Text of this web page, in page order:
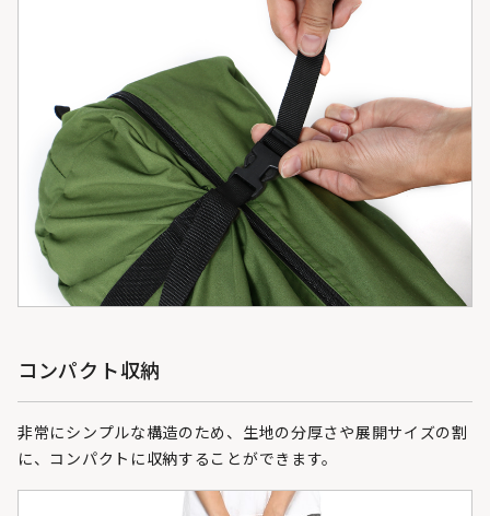
コンパクト収納
非常にシンプルな構造のため、生地の分厚さや展開サイズの割
に、コンパクトに収納することができます。